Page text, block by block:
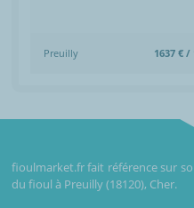
Preuilly 1637 €
fioulmarket.fr fait référence sur
du fioul à Preuilly (18120), Cher.